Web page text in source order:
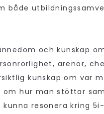
både
och kunskap
arenor,
kunskap om var
om hur man stöttar
kunna resonera kring